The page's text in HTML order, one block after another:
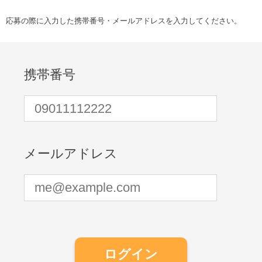
応募の際に入力した携帯番号・メールアドレスを入力してください。
携帯番号
メールアドレス